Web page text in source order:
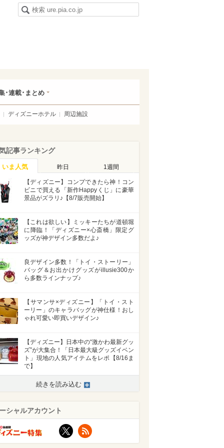
･連載･まとめ
ディズニーホテル 周辺施設
記事ランキング
いま人気 昨日 1週間
【ディズニー】コンプできたら神！コン
ビニで買える「新作Happyくじ」に豪華
景品がズラリ♪【8/7販売開始】
【これは欲しい】ミッキーたちが道頓堀
に降臨！「ディズニー×心斎橋」限定グ
ッズが神デザイン多数だよ♪
良デザイン多数！「トイ・ストーリー」
バッグ＆お出かけグッズがillusie300か
ら多数ラインナップ♪
【サマンサ×ディズニー】「トイ・スト
ーリー」のキャラバッグが神仕様！おし
ゃれ可愛い即買いデザイン♪
【ディズニー】日本中の“激かわ最新グッ
ズ”が大集合！「日本最大級グッズイベン
ト」現地の人気アイテムをレポ【8/16ま
で】
続きを読み込む
シャルアカウント
X